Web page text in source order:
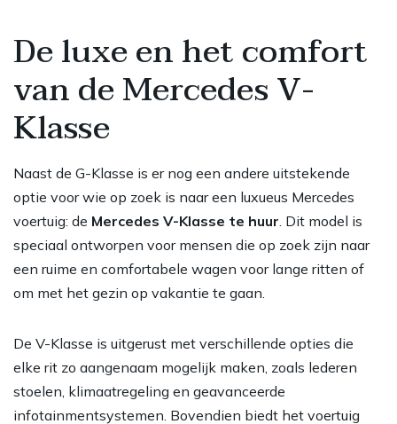
De luxe en het comfort
van de Mercedes V-
Klasse
Naast de G-Klasse is er nog een andere uitstekende
optie voor wie op zoek is naar een luxueus Mercedes
voertuig: de Mercedes V-Klasse te huur . Dit model is
speciaal ontworpen voor mensen die op zoek zijn naar
een ruime en comfortabele wagen voor lange ritten of
om met het gezin op vakantie te gaan.
De V-Klasse is uitgerust met verschillende opties die
elke rit zo aangenaam mogelijk maken, zoals lederen
stoelen, klimaatregeling en geavanceerde
infotainmentsystemen. Bovendien biedt het voertuig